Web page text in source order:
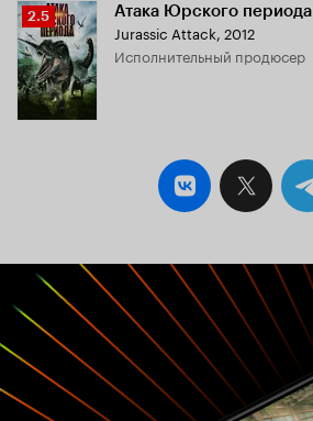
Рейтинг
Кинопоиска
2.5
2.5 Атака Юрского периода
Jurassic Attack, 2012
исполнительный продюсер